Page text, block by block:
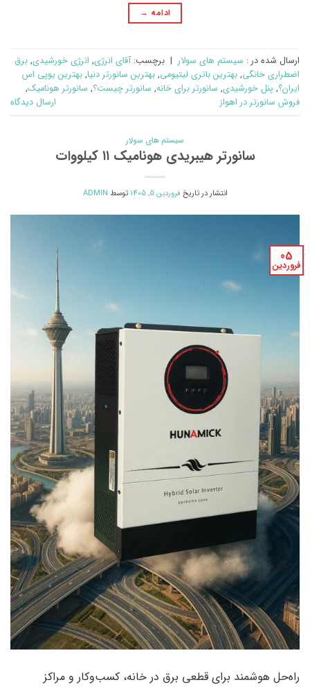
ادامه →
ارسال شده در : سیستم های سولار | برچسب: آقای انرژی, انرژی خورشیدی, برق
اضطراری خانگی, بهترین باتری لیتیومی, بهترین سانورتر دنیا, بهترین یوپی اس
ایران؟, پنل خورشیدی, سانورتر برای خانه, سانورتر چیست؟, سانورتر هونامیک,
فروش سانورتر در اهواز
ارسال دیدگاه
سیستم های سولار
سانورتر هیبریدی هونامیک ۱۱ کیلووات
انتشار در تاریخ فروردین 5, 1405 توسط ADMIN
05
فروردین
راه‌حل هوشمند برای قطعی برق در خانه، کسب‌وکار و مراکز